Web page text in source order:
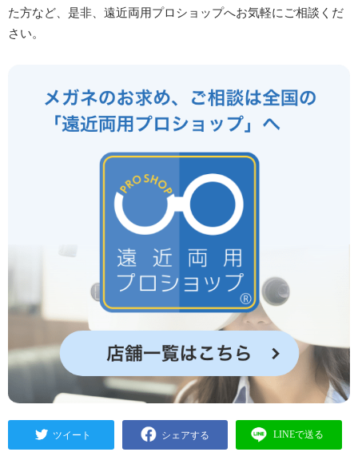
た方など、是非、遠近両用プロショップへお気軽にご相談くだ
さい。